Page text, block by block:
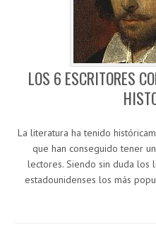
LOS 6 ESCRITORES
La literatura ha tenido
que han conseguido tener
lectores. Siendo sin duda los
estadounidenses los más